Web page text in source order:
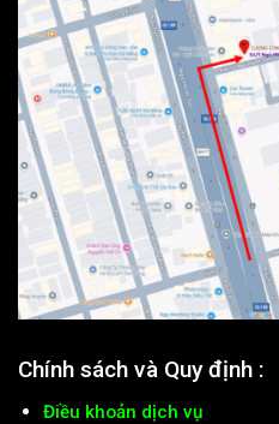
Chính sách và Quy định :
Điều khoản dịch vụ